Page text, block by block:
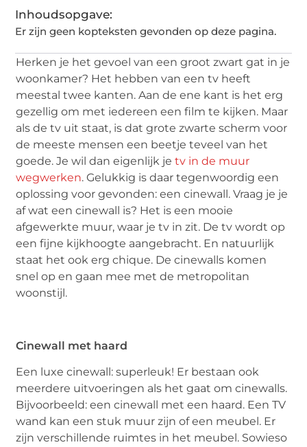
Inhoudsopgave:
Er zijn geen kopteksten gevonden op deze pagina.
Herken je het gevoel van een groot zwart gat in je
woonkamer? Het hebben van een tv heeft
meestal twee kanten. Aan de ene kant is het erg
gezellig om met iedereen een film te kijken. Maar
als de tv uit staat, is dat grote zwarte scherm voor
de meeste mensen een beetje teveel van het
goede. Je wil dan eigenlijk jetv in de muur
wegwerken. Gelukkig is daar tegenwoordig een
oplossing voor gevonden: een cinewall. Vraag je je
af wat een cinewall is? Het is een mooie
afgewerkte muur, waar je tv in zit. De tv wordt op
een fijne kijkhoogte aangebracht. En natuurlijk
staat het ook erg chique. De cinewalls komen
snel op en gaan mee met de metropolitan
woonstijl.
Cinewall met haard
Een luxe cinewall: superleuk! Er bestaan ook
meerdere uitvoeringen als het gaat om cinewalls.
Bijvoorbeeld: een cinewall met een haard. Een TV
wand kan een stuk muur zijn of een meubel. Er
zijn verschillende ruimtes in het meubel. Sowieso